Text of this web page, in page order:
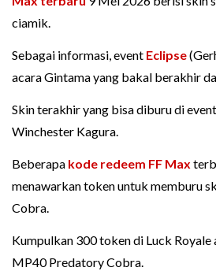
ciamik.
Sebagai informasi, event Eclipse
acara Gintama yang bakal berakhir
Skin terakhir yang bisa diburu di
Winchester Kagura.
Beberapa kode redeem FF Max
menawarkan token untuk memburu
Cobra.
Kumpulkan 300 token di Luck
MP40 Predatory Cobra.